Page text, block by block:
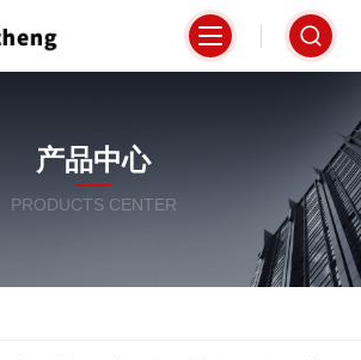
产品中心
PRODUCTS CENTER